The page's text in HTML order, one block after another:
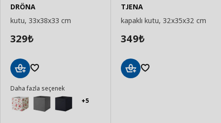
DRÖNA
kutu, 33x38x33 cm
329₺
Ekle
Daha fazla seçenek
+5
TJENA
kapaklı kutu, 32x35x32 cm
349₺